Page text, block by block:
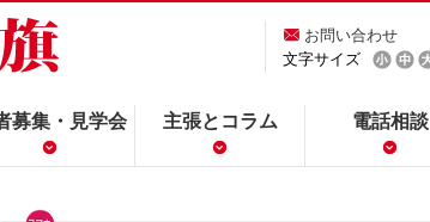
お問い合わせ
文字サイズ
募集・見学会 主張とコラム 電話相談